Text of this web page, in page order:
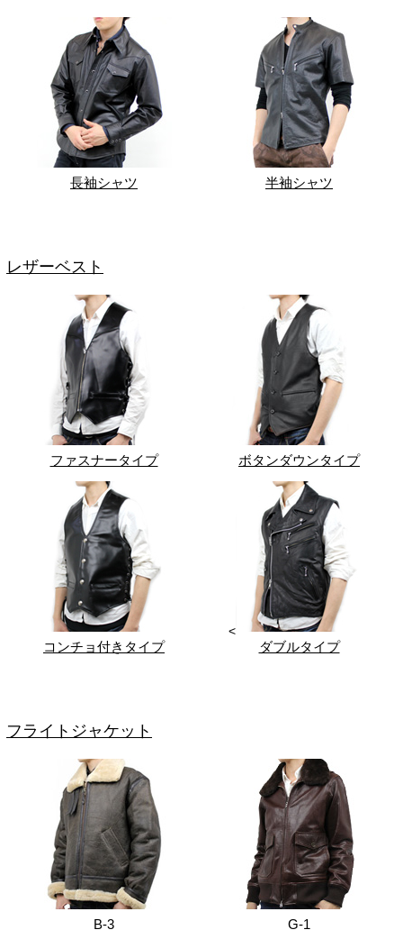
長袖シャツ 半袖シャツ
レザーベスト
ファスナータイプ ボタンダウンタイプ
コンチョ付きタイプ
<
ダブルタイプ
フライトジャケット
B-3 G-1